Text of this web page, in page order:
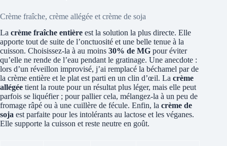
Crème fraîche, crème allégée et crème de soja
La crème fraîche entière est la solution la plus directe. Elle
apporte tout de suite de l’onctuosité et une belle tenue à la
cuisson. Choisissez-la à au moins 30% de MG pour éviter
qu’elle ne rende de l’eau pendant le gratinage. Une anecdote :
lors d’un réveillon improvisé, j’ai remplacé la béchamel par de
la crème entière et le plat est parti en un clin d’œil. La crème
allégée tient la route pour un résultat plus léger, mais elle peut
parfois se liquéfier ; pour pallier cela, mélangez-la à un peu de
fromage râpé ou à une cuillère de fécule. Enfin, la crème de
soja est parfaite pour les intolérants au lactose et les véganes.
Elle supporte la cuisson et reste neutre en goût.